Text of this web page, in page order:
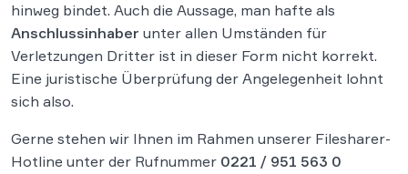
hinweg bindet. Auch die Aussage, man hafte als
Anschlussinhaber unter allen Umständen für
Verletzungen Dritter ist in dieser Form nicht korrekt.
Eine juristische Überprüfung der Angelegenheit lohnt
sich also.
Gerne stehen wir Ihnen im Rahmen unserer Filesharer-
Hotline unter der Rufnummer 0221 / 951 563 0